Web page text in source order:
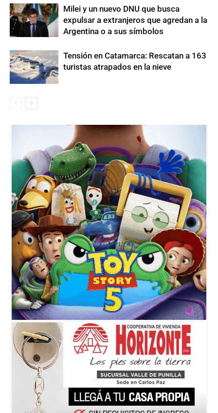
Milei y un nuevo DNU que busca
expulsar a extranjeros que agredan a la
Argentina o a sus símbolos
Tensión en Catamarca: Rescatan a 163
turistas atrapados en la nieve